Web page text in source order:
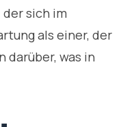
sich im
als einer, der
darüber, was in